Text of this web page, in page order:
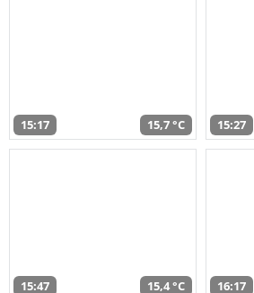
15:17 15,7 °C 15:27
15:47 15,4 °C 16:17